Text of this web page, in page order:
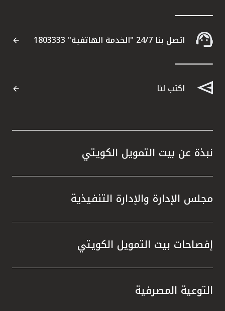
اتصل بنا 24/7 "الخدمة الهاتفية" 1803333
اكتب لنا
نبذة عن بيت التمويل الكويتي
مجلس الإدارة والإدارة التنفيذية
إفصاحات بيت التمويل الكويتي
التوعية المصرفية